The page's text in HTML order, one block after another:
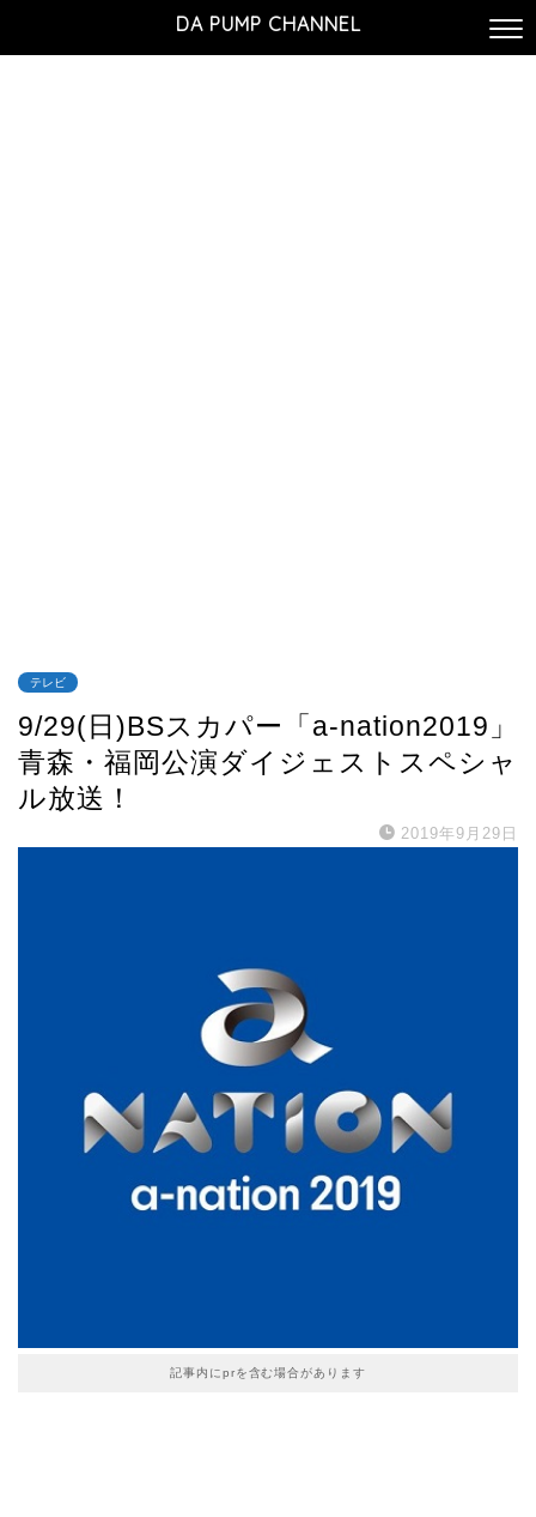
DA PUMP CHANNEL
テレビ
9/29(日)BSスカパー「a-nation2019」
青森・福岡公演ダイジェストスペシャ
ル放送！
2019年9月29日
記事内にprを含む場合があります